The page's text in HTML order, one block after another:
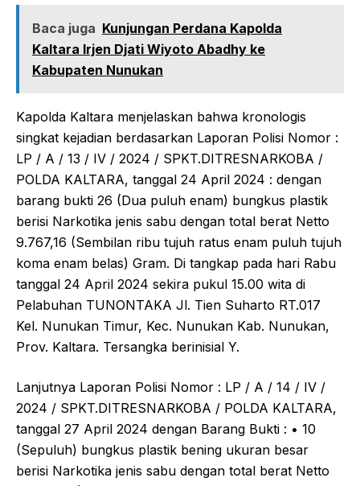
Baca juga Kunjungan Perdana Kapolda
Kaltara Irjen Djati Wiyoto Abadhy ke
Kabupaten Nunukan
Kapolda Kaltara menjelaskan bahwa kronologis
singkat kejadian berdasarkan Laporan Polisi Nomor :
LP / A / 13 / IV / 2024 / SPKT.DITRESNARKOBA /
POLDA KALTARA, tanggal 24 April 2024 : dengan
barang bukti 26 (Dua puluh enam) bungkus plastik
berisi Narkotika jenis sabu dengan total berat Netto
9.767,16 (Sembilan ribu tujuh ratus enam puluh tujuh
koma enam belas) Gram. Di tangkap pada hari Rabu
tanggal 24 April 2024 sekira pukul 15.00 wita di
Pelabuhan TUNONTAKA Jl. Tien Suharto RT.017
Kel. Nunukan Timur, Kec. Nunukan Kab. Nunukan,
Prov. Kaltara. Tersangka berinisial Y.
Lanjutnya Laporan Polisi Nomor : LP / A / 14 / IV /
2024 / SPKT.DITRESNARKOBA / POLDA KALTARA,
tanggal 27 April 2024 dengan Barang Bukti : • 10
(Sepuluh) bungkus plastik bening ukuran besar
berisi Narkotika jenis sabu dengan total berat Netto